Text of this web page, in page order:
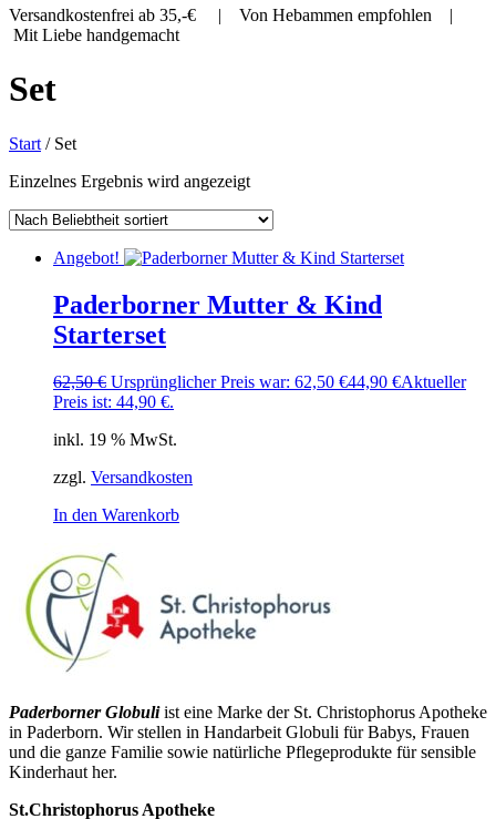
Versandkostenfrei ab 35,-€ | Von Hebammen empfohlen |
Mit Liebe handgemacht
Set
Start / Set
Einzelnes Ergebnis wird angezeigt
Angebot!
Paderborner Mutter & Kind
Starterset
62,50€ Ursprünglicher Preis war: 62,50 €44,90 €Aktueller
Preis ist: 44,90 €.
inkl. 19 % MwSt.
zzgl. Versandkosten
In den Warenkorb
Paderborner Globuliist eine Marke der St. Christophorus Apotheke
in Paderborn. Wir stellen in Handarbeit Globuli für Babys, Frauen
und die ganze Familie sowie natürliche Pflegeprodukte für sensible
Kinderhaut her.
St.Christophorus Apotheke